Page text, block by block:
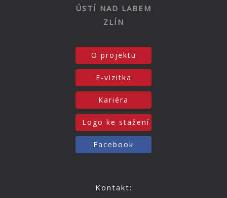
ÚSTÍ NAD LABEM
ZLÍN
O projektu
E-vizitka
Kariéra
Logo ke stažení
Facebook
Kontakt: